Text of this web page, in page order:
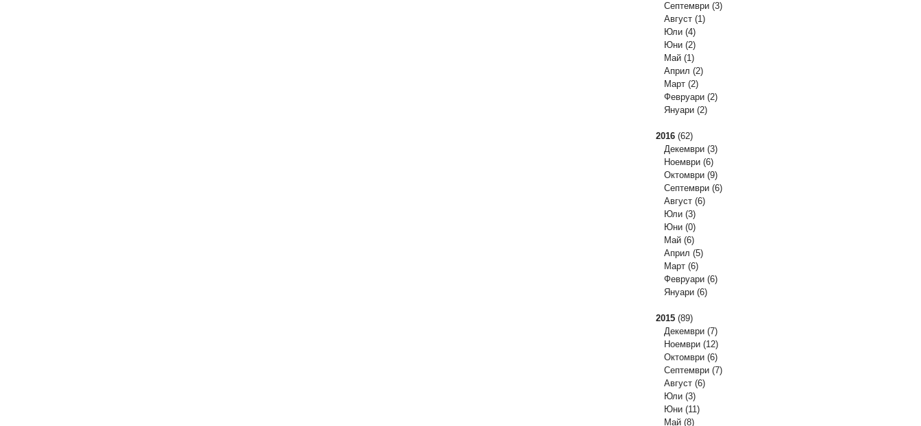
Септември (3)
Август (1)
Юли (4)
Юни (2)
Май (1)
Април (2)
Март (2)
Февруари (2)
Януари (2)
2016 (62)
Декември (3)
Ноември (6)
Октомври (9)
Септември (6)
Август (6)
Юли (3)
Юни (0)
Май (6)
Април (5)
Март (6)
Февруари (6)
Януари (6)
2015 (89)
Декември (7)
Ноември (12)
Октомври (6)
Септември (7)
Август (6)
Юли (3)
Юни (11)
Май (8)